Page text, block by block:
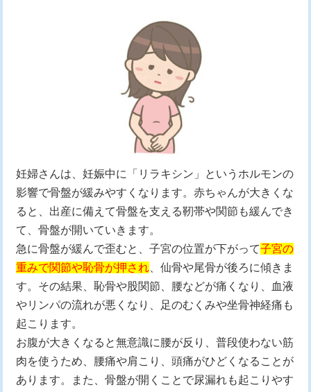
妊婦さんは、妊娠中に「リラキシン」というホルモンの
影響で骨盤が緩みやすくなります。赤ちゃんが大きくな
ると、出産に備えて骨盤を支える靭帯や関節も緩んでき
て、骨盤が開いていきます。
急に骨盤が緩んで歪むと、子宮の位置が下がって子宮の
重みで関節や恥骨が押され、仙骨や尾骨が後ろに傾きま
す。その結果、恥骨や股関節、腰などが痛くなり、血液
やリンパの流れが悪くなり、足のむくみや坐骨神経痛も
起こります。
お腹が大きくなると無意識に腰が反り、普段使わない筋
肉を使うため、腰痛や肩こり、頭痛がひどくなることが
あります。また、骨盤が開くことで尿漏れも起こりやす